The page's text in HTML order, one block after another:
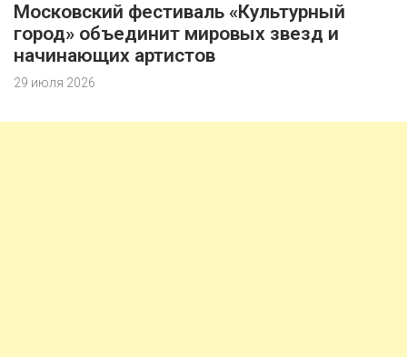
Московский фестиваль «Культурный
город» объединит мировых звезд и
начинающих артистов
29 июля 2026